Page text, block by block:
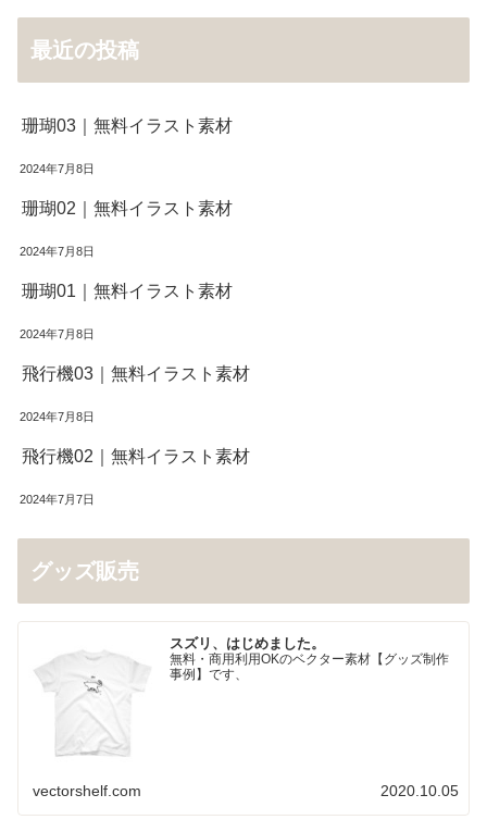
最近の投稿
珊瑚03｜無料イラスト素材
2024年7月8日
珊瑚02｜無料イラスト素材
2024年7月8日
珊瑚01｜無料イラスト素材
2024年7月8日
飛行機03｜無料イラスト素材
2024年7月8日
飛行機02｜無料イラスト素材
2024年7月7日
グッズ販売
スズリ、はじめました。
無料・商用利用OKのベクター素材【グッズ制作
事例】です、
vectorshelf.com 2020.10.05